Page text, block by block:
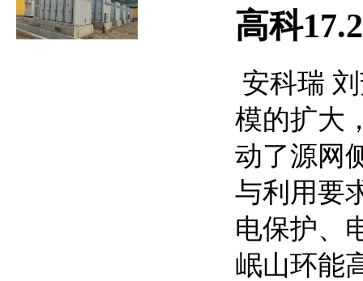
高科
安科瑞
模的扩大
动了源网
与利用要
电保护、
岷山环能